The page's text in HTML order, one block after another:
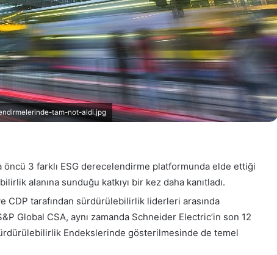
tam-not-aldi.jpg
öncü 3 farklı ESG derecelendirme platformunda elde ettiği
alanına sunduğu katkıyı bir kez daha kanıtladı.
CDP tarafından sürdürülebilirlik liderleri arasında
Global CSA, aynı zamanda Schneider Electric’in son 12
Endekslerinde gösterilmesinde de temel
Maçı İçin Bilet
Düşürüldü
Emirates
uçak
eğlence
futbolseverler
sahadaki
heyecanın
hiçbir
anını
kaçırmayacak
sistemi ice ile futbolseverler
sahadaki heyecanın hiçbir
anını kaçırmayacak